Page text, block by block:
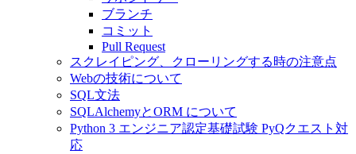
ブランチ
コミット
Pull Request
スクレイピング、クローリングする時の注意点
Webの技術について
SQL文法
SQLAlchemyとORM について
Python 3 エンジニア認定基礎試験 PyQクエスト対
応